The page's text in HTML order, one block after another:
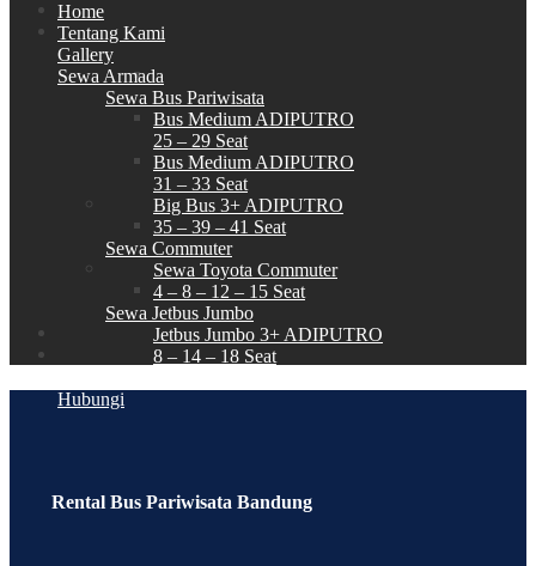
Home
Tentang Kami
Gallery
Sewa Armada
Sewa Bus Pariwisata
Bus Medium ADIPUTRO
25 – 29 Seat
Bus Medium ADIPUTRO
31 – 33 Seat
Big Bus 3+ ADIPUTRO
35 – 39 – 41 Seat
Sewa Commuter
Sewa Toyota Commuter
4 – 8 – 12 – 15 Seat
Sewa Jetbus Jumbo
Jetbus Jumbo 3+ ADIPUTRO
8 – 14 – 18 Seat
Hubungi
Rental Bus Pariwisata Bandung